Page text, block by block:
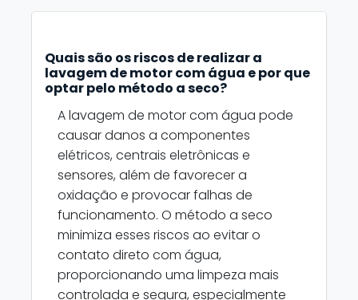
Quais são os riscos de realizar a
lavagem de motor com água e por que
optar pelo método a seco?
A lavagem de motor com água pode
causar danos a componentes
elétricos, centrais eletrônicas e
sensores, além de favorecer a
oxidação e provocar falhas de
funcionamento. O método a seco
minimiza esses riscos ao evitar o
contato direto com água,
proporcionando uma limpeza mais
controlada e segura, especialmente